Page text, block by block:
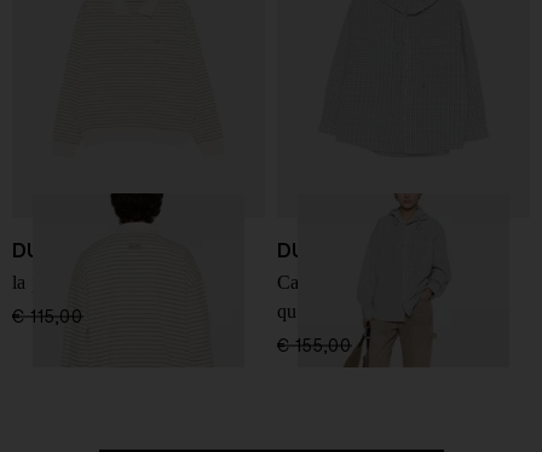
DUNST
la polo a righe in cotone
€ 115,00
DUNST
Camicia con cappuccio a
quadri
€ 155,00 € 108,00